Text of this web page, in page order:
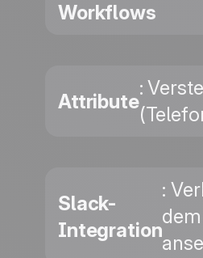
Workflows
Attribute
:
Slack-
Integration
: